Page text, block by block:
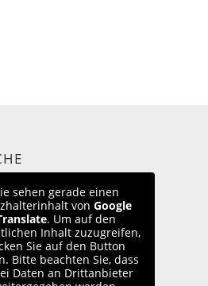
sehen gerade einen
vonGoogle
. Um auf den
Inhalt zuzugreifen,
Sie auf den Button
Bitte beachten Sie, dass
Daten an Drittanbieter